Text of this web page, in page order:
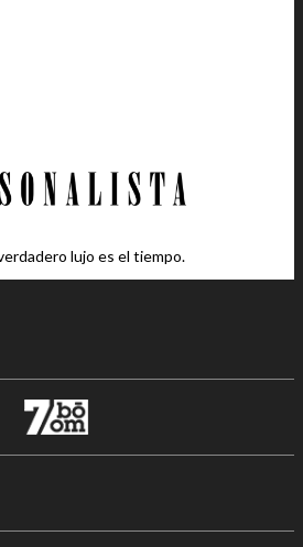
lujo es el tiempo.